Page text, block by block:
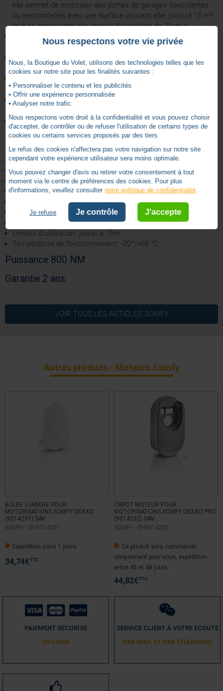
elle permet de motoriser des portes de garages basculantes
ou sectionnelles avec une surface pouvant aller jusqu'à 15 m²
tout en conservant une vitesse d'éxécution de 21 m/s.
Les motorisation Dexxo sont idéale dans le cadre d'un usage
domestique, elles sont testés jusqu'à 90.000 cycles.
et la possibilité d'ajouter un jeu de cellules de détection.
Lumière de courtoisie intégrée et possibilité d'un éclairage
déporté jusqu'à 500W
Une fois en position fermé le système se vérrouille et resiste
aux tentatives d'intrusion
Il est possible en option d'intégrer une batterie de secours pour
une utilisation du moteur en cas de coupure de courant.
Les caractéristiques techniques du produit:
Fréquence radio: RTS433,42 MHz
Nombre de canaux: 32
Nombre de cycles par jour: 4 cycles
Force de traction: 800 NM
Certification: NF Porte de garage
Indice de protection: 1P20
Classe d'isolation: II
Limites d'utilisation: Jusqu'à 10m
Température de fonctionnement: -20°/+60 °C
Puissance 800 NM
Garantie 2 ans
VOIR TOUS LES ARTICLES SOMFY
Autres produits - Moteurs Somfy
BULBE LUMIERE POUR
MOTORISATIONS SOMFY DEXXO
(9014291) SAV
SOMFY - SY9014291
Expédition sous 1 jours
34,74€TTC
CAPOT MOTEUR POUR
MOTORISATIONS SOMFY DEXXO PRO
(9014292) SAV
SOMFY - SY9014292
Ce produit sera commandé
uniquement pour vous, expédition
entre 45 et 48 jours
44,82€TTC
PAIEMENT SÉCURISÉ
EN LIGNE
SERVICE CLIENT À VOTRE ECOUTE
PAR MAIL ET PAR TÉLÉPHONE
Nous respectons votre vie privée
Nous, la Boutique du Volet, utilisons des technologies telles que les
cookies sur notre site pour les finalités suivantes :
• Personnaliser le contenu et les publicités
• Offrir une expérience personnalisée
• Analyser notre trafic.
Nous respectons votre droit à la confidentialité et vous pouvez choisir
d'accepter, de contrôler ou de refuser l'utilisation de certains types de
cookies ou certains services proposés par des tiers.
Le refus des cookies n'affectera pas votre navigation sur notre site
cependant votre expérience utilisateur sera moins optimale.
Vous pouvez changer d'avis ou retirer votre consentement à tout
moment via le centre de préférences des cookies. Pour plus
d'informations, veuillez consulter notre politique de confidentialité.
Je refuse Je contrôle J'accepte